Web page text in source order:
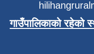
गाउँपालिकाको रहेको